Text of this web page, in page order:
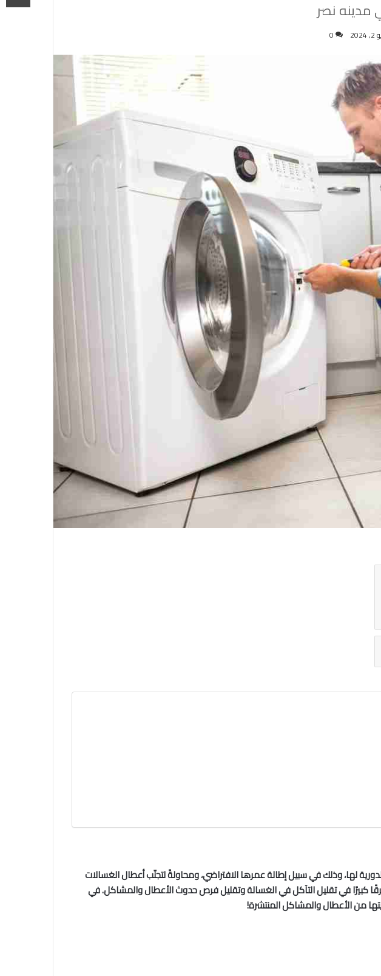
نصر
0
لها، وذلك في سبيل إطالة عمرها الافتراضي، ومحاولةً لتجنّب أعطال الغسالات
كبيرًا في تقليل التآكل في الغسالة وتقليل فرص حدوث الأعطال والمشاكل. في